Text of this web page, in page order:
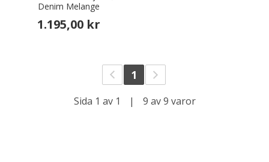
Denim Melange
1.195,00 kr
1
Sida 1 av 1 | 9 av 9 varor